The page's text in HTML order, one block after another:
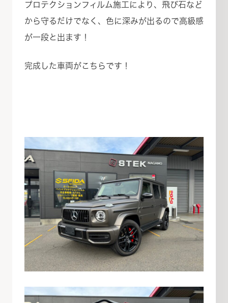
プロテクションフィルム施工により、飛び石など
から守るだけでなく、色に深みが出るので高級感
が一段と出ます！
完成した車両がこちらです！